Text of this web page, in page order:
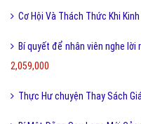
Cơ Hội Và Thách Thức Khi
Bí quyết để nhân viên nghe
2,059,000
Thực Hư chuyện Thay Sách